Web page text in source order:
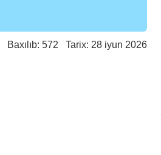
Baxılıb: 572 Tarix: 28 iyun 2026